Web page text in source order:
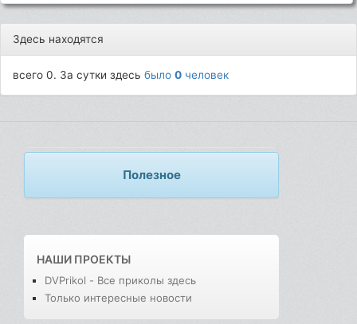
Здесь находятся
всего 0. За сутки здесьбыло0 человек
Полезное
НАШИ ПРОЕКТЫ
DVPrikol - Все приколы здесь
Только интересные новости